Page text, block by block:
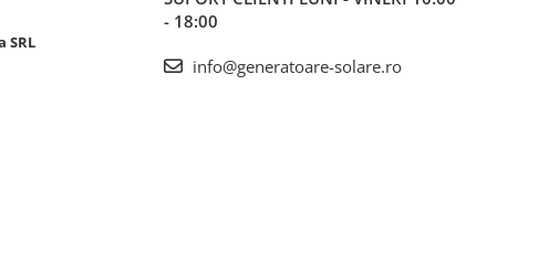
SRL
- 18:00
info@generatoare-solare.ro